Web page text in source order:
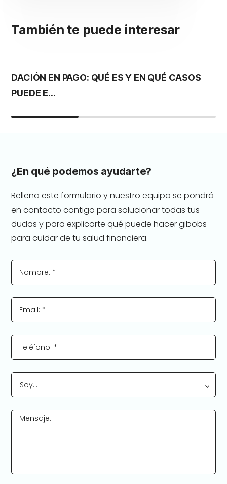
También te puede interesar
DACIÓN EN PAGO: QUÉ ES Y EN QUÉ CASOS
PUEDE E...
¿En qué podemos ayudarte?
Rellena este formulario y nuestro equipo se pondrá
en contacto contigo para solucionar todas tus
dudas y para explicarte qué puede hacer gibobs
para cuidar de tu salud financiera.
Nombre: *
Email: *
Teléfono: *
Soy…
Mensaje: